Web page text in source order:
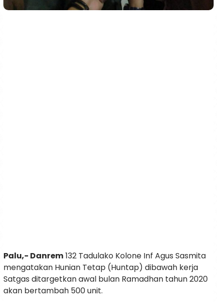
Palu,- Danrem132 Tadulako Kolone Inf Agus Sasmita
mengatakan Hunian Tetap (Huntap) dibawah kerja
Satgas ditargetkan awal bulan Ramadhan tahun 2020
akan bertambah 500 unit.